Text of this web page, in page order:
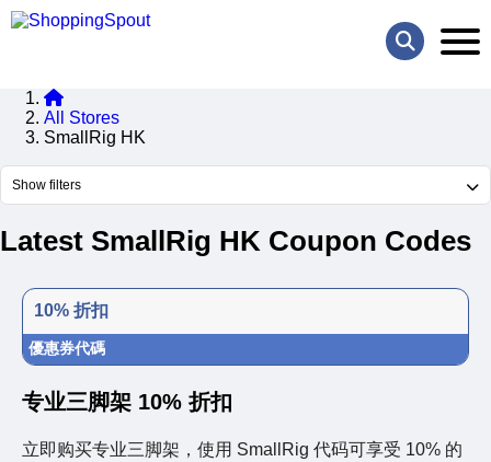
All Stores
SmallRig HK
Show filters
Latest SmallRig HK Coupon Codes
10% 折扣
優惠券代碼
专业三脚架 10% 折扣
立即购买专业三脚架，使用 SmallRig 代码可享受 10% 的